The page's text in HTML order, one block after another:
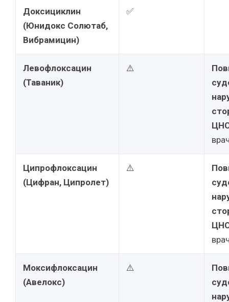
Доксициклин
(Юнидокс Солютаб,
Вибрамицин)
✅
Левофлоксацин
(Таваник)
⚠️
Ципрофлоксацин
(Цифран, Ципролет)
⚠️
Моксифлоксацин
(Авелокс)
⚠️